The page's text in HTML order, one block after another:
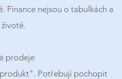
Finance nejsou o tabulkách a
prodeje
Potřebuji pochopit